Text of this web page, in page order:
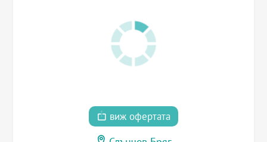
виж офертата